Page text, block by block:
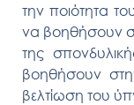
την ποιότητα
να βοηθήσουν
της
βοηθήσουν
βελτίωση του